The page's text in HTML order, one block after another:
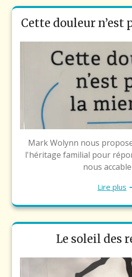
Cette douleur n’est
Mark Wolynn nous
l'héritage familial pour
nous
Lire plus
Le soleil des